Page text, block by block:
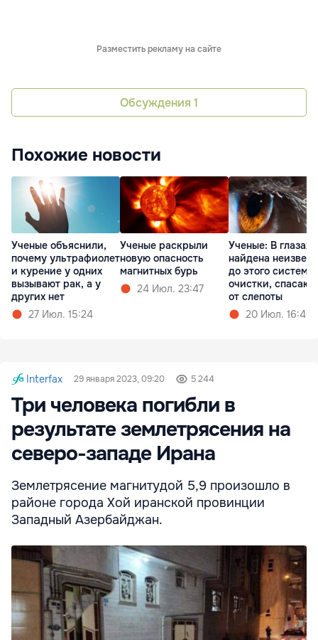
Разместить рекламу на сайте
Обсуждения 1
Похожие новости
Ученые объяснили,
почему ультрафиолет
и курение у одних
вызывают рак, а у
других нет
27 Июл. 15:24
Ученые раскрыли
новую опасность
магнитных бурь
24 Июл. 23:47
Ученые: В глазах
найдена
до этого система
очистки,
от слепоты
20 Июл. 16:46
Interfax 29 января 2023, 09:20 5 244
Три человека погибли в
результате землетрясения на
северо-западе Ирана
Землетрясение магнитудой 5,9 произошло в
районе города Хой иранской провинции
Западный Азербайджан.